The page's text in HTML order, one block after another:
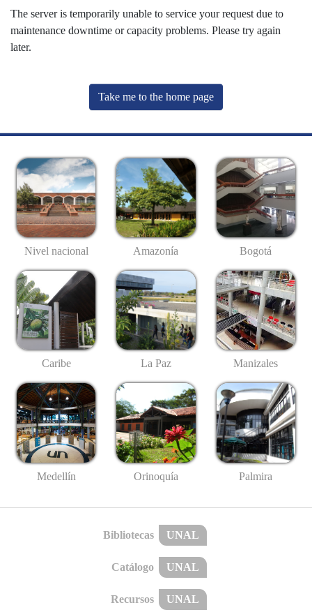
The server is temporarily unable to service your request due to
maintenance downtime or capacity problems. Please try again
later.
Take me to the home page
Nivel nacional Amazonía Bogotá
Caribe La Paz Manizales
Medellín Orinoquía Palmira
Bibliotecas UNAL
Catálogo UNAL
Recursos UNAL